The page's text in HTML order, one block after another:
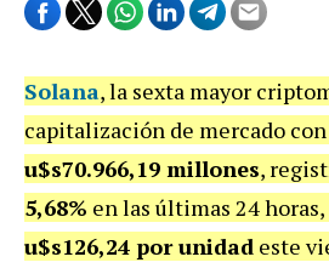
Solana, la sexta mayor
capitalización de mercado
u$s70.966,19 millones,
5,68% en las últimas 24
u$s126,24 por unidad este